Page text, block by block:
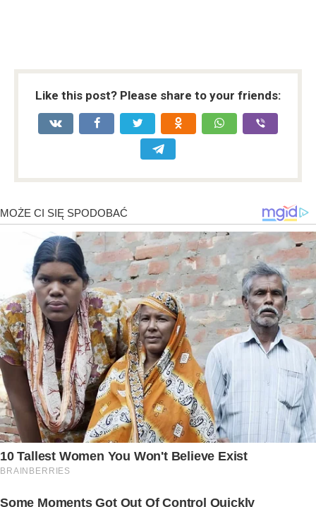
Like this post? Please share to your friends: